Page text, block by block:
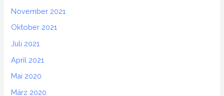
November 2021
Oktober 2021
Juli 2021
April 2021
Mai 2020
März 2020